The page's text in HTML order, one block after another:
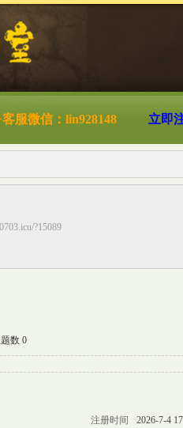
服微信：lin928148 立即
?15089
数 0
注册时间
2026-7-4